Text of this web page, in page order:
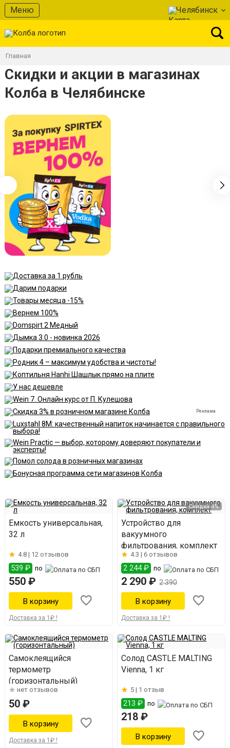
Меню Челябинск
Главная
Скидки и акции в магазинах
Колба в Челябинске
Реклама
Емкость универсальная,
32 л
4.8 | 12 отзывов
539 ₽ по
550 ₽
Доставка за 1₽ !
Скидка 4%
Устройство для
вакуумного
фильтрования, комплект
4.3 |6 отзывов
2 244 ₽ по
2 290 ₽ 2 390
Доставка за 1₽ !
Самоклеящийся
термометр
(горизонтальный)
нет отзывов
50 ₽
Доставка за 1₽ !
Солод CASTLE MALTING
Vienna, 1 кг
5 | 1 отзыв
213 ₽ по
218 ₽